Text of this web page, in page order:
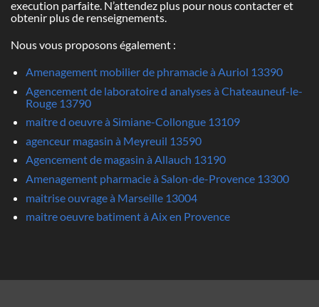
execution parfaite. N’attendez plus pour nous contacter et
obtenir plus de renseignements.
Nous vous proposons également :
Amenagement mobilier de phramacie à Auriol 13390
Agencement de laboratoire d analyses à Chateauneuf-le-
Rouge 13790
maitre d oeuvre à Simiane-Collongue 13109
agenceur magasin à Meyreuil 13590
Agencement de magasin à Allauch 13190
Amenagement pharmacie à Salon-de-Provence 13300
maitrise ouvrage à Marseille 13004
maitre oeuvre batiment à Aix en Provence